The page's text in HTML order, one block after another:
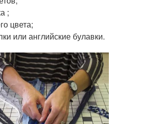
;
цвета;
или английские булавки.